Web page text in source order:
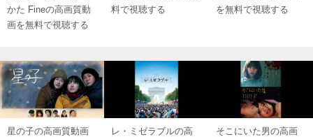
かた Fineの高画質動
画を無料で視聴する
料で視聴する
を無料で視聴する
星の子の高画質動画
レ・ミゼラブルの高
そこにいた男の高画